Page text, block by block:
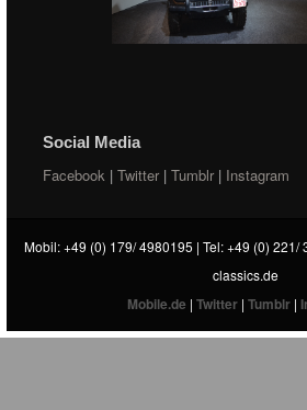
Social Media
Facebook |Twitter |Tumblr | Instagram
Mobil: +49 (0) 179/ 4980195 | Tel: +49 (0) 221/
classics.de
Mobile.de | Twitter | Tumblr |